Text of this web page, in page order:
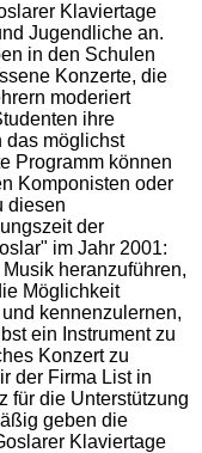
Klaviertage
Jugendliche an.
in den Schulen
Konzerte, die
moderiert
ihre
das möglichst
Programm können
Komponisten oder
diesen
der
im Jahr 2001:
heranzuführen,
Möglichkeit
kennenzulernen,
ein Instrument zu
Konzert zu
der Firma List in
für die Unterstützung
geben die
Klaviertage